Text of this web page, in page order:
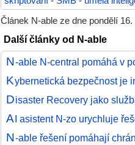
Článek N-able ze dne pondělí 16.
Další články od N-able
N-able N-central pomáhá v
Kybernetická bezpečnost je
Disaster Recovery jako
AI asistent N-zo urychluje
N-able řešení pomáhají